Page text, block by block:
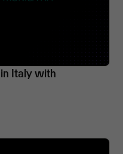
Italy with